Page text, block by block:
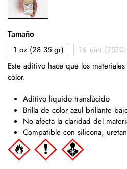
Tamaño
1 oz (28.35 gr)
16 pint
Este aditivo hace que los
color.
Aditivo líquido translúcido
Brilla de color azul brillante
No afecta la claridad del
Compatible con silicona,